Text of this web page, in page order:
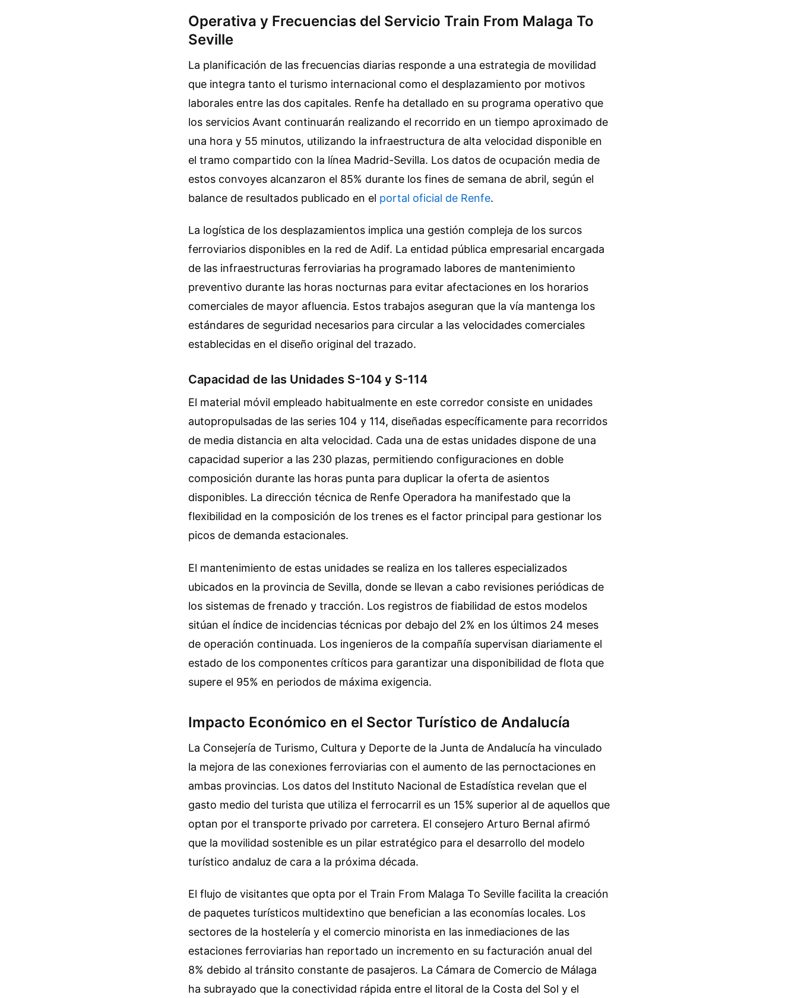
Operativa y Frecuencias del Servicio Train From Malaga To
Seville
La planificación de las frecuencias diarias responde a una estrategia de movilidad
que integra tanto el turismo internacional como el desplazamiento por motivos
laborales entre las dos capitales. Renfe ha detallado en su programa operativo que
los servicios Avant continuarán realizando el recorrido en un tiempo aproximado de
una hora y 55 minutos, utilizando la infraestructura de alta velocidad disponible en
el tramo compartido con la línea Madrid-Sevilla. Los datos de ocupación media de
estos convoyes alcanzaron el 85% durante los fines de semana de abril, según el
balance de resultados publicado en el portal oficial de Renfe.
La logística de los desplazamientos implica una gestión compleja de los surcos
ferroviarios disponibles en la red de Adif. La entidad pública empresarial encargada
de las infraestructuras ferroviarias ha programado labores de mantenimiento
preventivo durante las horas nocturnas para evitar afectaciones en los horarios
comerciales de mayor afluencia. Estos trabajos aseguran que la vía mantenga los
estándares de seguridad necesarios para circular a las velocidades comerciales
establecidas en el diseño original del trazado.
Capacidad de las Unidades S-104 y S-114
El material móvil empleado habitualmente en este corredor consiste en unidades
autopropulsadas de las series 104 y 114, diseñadas específicamente para recorridos
de media distancia en alta velocidad. Cada una de estas unidades dispone de una
capacidad superior a las 230 plazas, permitiendo configuraciones en doble
composición durante las horas punta para duplicar la oferta de asientos
disponibles. La dirección técnica de Renfe Operadora ha manifestado que la
flexibilidad en la composición de los trenes es el factor principal para gestionar los
picos de demanda estacionales.
El mantenimiento de estas unidades se realiza en los talleres especializados
ubicados en la provincia de Sevilla, donde se llevan a cabo revisiones periódicas de
los sistemas de frenado y tracción. Los registros de fiabilidad de estos modelos
sitúan el índice de incidencias técnicas por debajo del 2% en los últimos 24 meses
de operación continuada. Los ingenieros de la compañía supervisan diariamente el
estado de los componentes críticos para garantizar una disponibilidad de flota que
supere el 95% en periodos de máxima exigencia.
Impacto Económico en el Sector Turístico de Andalucía
La Consejería de Turismo, Cultura y Deporte de la Junta de Andalucía ha vinculado
la mejora de las conexiones ferroviarias con el aumento de las pernoctaciones en
ambas provincias. Los datos del Instituto Nacional de Estadística revelan que el
gasto medio del turista que utiliza el ferrocarril es un 15% superior al de aquellos que
optan por el transporte privado por carretera. El consejero Arturo Bernal afirmó
que la movilidad sostenible es un pilar estratégico para el desarrollo del modelo
turístico andaluz de cara a la próxima década.
El flujo de visitantes que opta por el Train From Malaga To Seville facilita la creación
de paquetes turísticos multidextino que benefician a las economías locales. Los
sectores de la hostelería y el comercio minorista en las inmediaciones de las
estaciones ferroviarias han reportado un incremento en su facturación anual del
8% debido al tránsito constante de pasajeros. La Cámara de Comercio de Málaga
ha subrayado que la conectividad rápida entre el litoral de la Costa del Sol y el